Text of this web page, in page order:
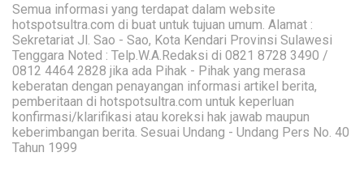
Semua informasi yang terdapat dalam website
hotspotsultra.com di buat untuk tujuan umum. Alamat :
Sekretariat Jl. Sao - Sao, Kota Kendari Provinsi Sulawesi
Tenggara Noted : Telp.W.A.Redaksi di 0821 8728 3490 /
0812 4464 2828 jika ada Pihak - Pihak yang merasa
keberatan dengan penayangan informasi artikel berita,
pemberitaan di hotspotsultra.com untuk keperluan
konfirmasi/klarifikasi atau koreksi hak jawab maupun
keberimbangan berita. Sesuai Undang - Undang Pers No. 40
Tahun 1999